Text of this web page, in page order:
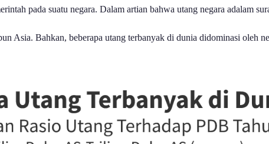
pada suatu negara. Dalam artian bahwa utang negara adalam
Asia. Bahkan, beberapa utang terbanyak di dunia didominasi oleh